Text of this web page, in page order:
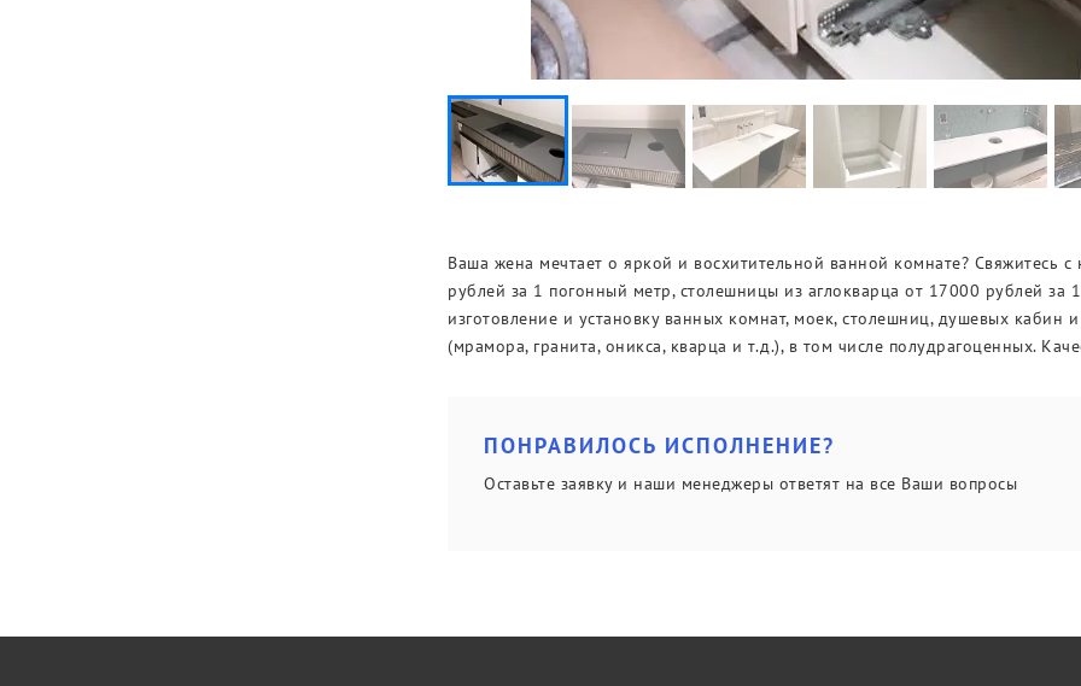
Ваша жена мечтает о яркой и восхитительной ванной комнате?
рублей за 1 погонный метр, столешницы из аглокварца от 17000 рублей
изготовление и установку ванных комнат, моек, столешниц, душевых
(мрамора, гранита, оникса, кварца и т.д.), в том числе полудрагоценных.
ПОНРАВИЛОСЬ ИСПОЛНЕНИЕ?
Оставьте заявку и наши менеджеры ответят на все Ваши вопросы